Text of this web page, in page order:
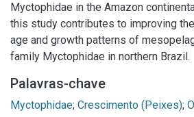
Myctophidae in the Amazon
this study contributes to improving
age and growth patterns of
family Myctophidae in northern Brazil.
Palavras-chave
Myctophidae; Crescimento (Peixes);